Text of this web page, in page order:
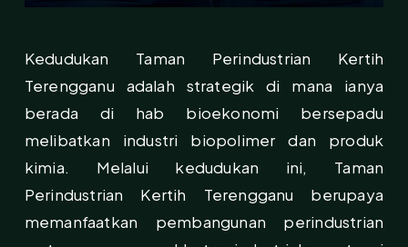
Kedudukan Taman Perindustrian Kertih
Terengganu adalah strategik di mana ianya
berada di hab bioekonomi bersepadu
melibatkan industri biopolimer dan produk
kimia. Melalui kedudukan ini, Taman
Perindustrian Kertih Terengganu berupaya
memanfaatkan pembangunan perindustrian